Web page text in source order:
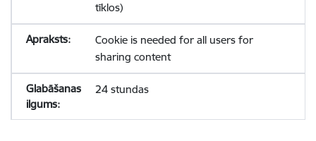
tīklos)
Cookie is needed for all users for
sharing content
24 stundas